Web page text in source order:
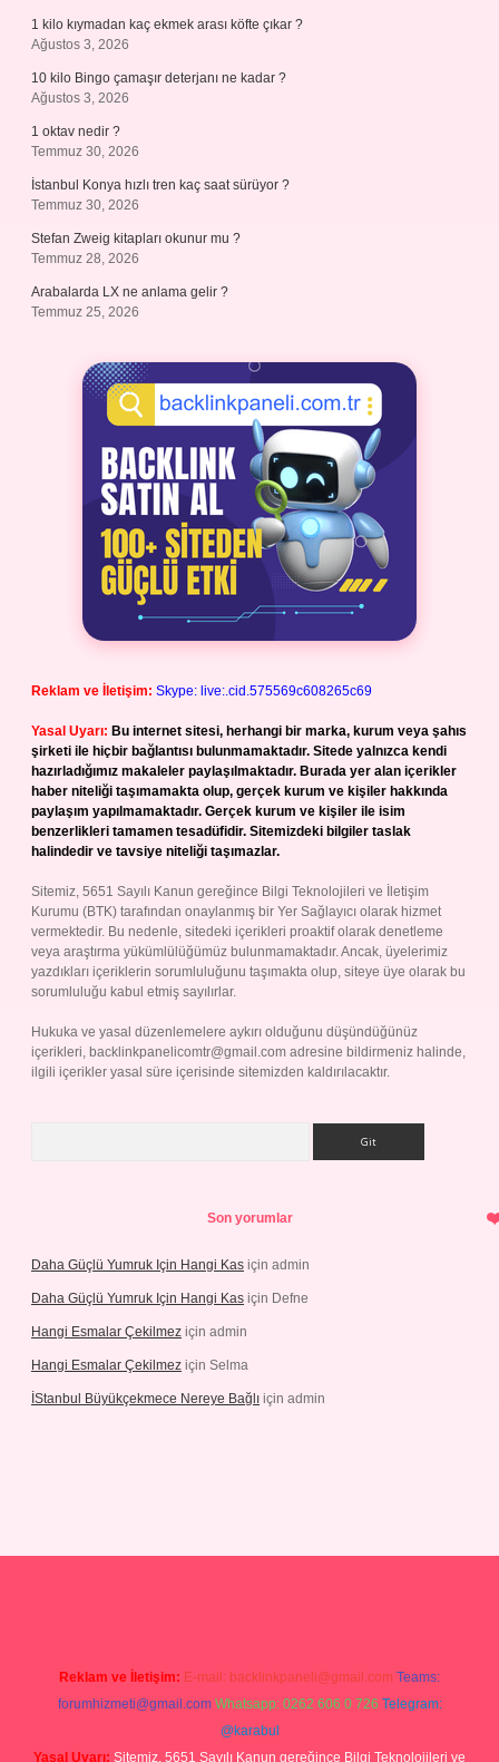
1 kilo kıymadan kaç ekmek arası köfte çıkar ?
Ağustos 3, 2026
10 kilo Bingo çamaşır deterjanı ne kadar ?
Ağustos 3, 2026
1 oktav nedir ?
Temmuz 30, 2026
İstanbul Konya hızlı tren kaç saat sürüyor ?
Temmuz 30, 2026
Stefan Zweig kitapları okunur mu ?
Temmuz 28, 2026
Arabalarda LX ne anlama gelir ?
Temmuz 25, 2026
Reklam ve İletişim: Skype: live:.cid.575569c608265c69
Yasal Uyarı: Bu internet sitesi, herhangi bir marka, kurum veya şahıs
şirketi ile hiçbir bağlantısı bulunmamaktadır. Sitede yalnızca kendi
hazırladığımız makaleler paylaşılmaktadır. Burada yer alan içerikler
haber niteliği taşımamakta olup, gerçek kurum ve kişiler hakkında
paylaşım yapılmamaktadır. Gerçek kurum ve kişiler ile isim
benzerlikleri tamamen tesadüfidir. Sitemizdeki bilgiler taslak
halindedir ve tavsiye niteliği taşımazlar.
Sitemiz, 5651 Sayılı Kanun gereğince Bilgi Teknolojileri ve İletişim
Kurumu (BTK) tarafından onaylanmış bir Yer Sağlayıcı olarak hizmet
vermektedir. Bu nedenle, sitedeki içerikleri proaktif olarak denetleme
veya araştırma yükümlülüğümüz bulunmamaktadır. Ancak, üyelerimiz
yazdıkları içeriklerin sorumluluğunu taşımakta olup, siteye üye olarak bu
sorumluluğu kabul etmiş sayılırlar.
Hukuka ve yasal düzenlemelere aykırı olduğunu düşündüğünüz
içerikleri, backlinkpanelicomtr@gmail.com adresine bildirmeniz halinde,
ilgili içerikler yasal süre içerisinde sitemizden kaldırılacaktır.
Son yorumlar
Daha Güçlü Yumruk Için Hangi Kas için admin
Daha Güçlü Yumruk Için Hangi Kas için Defne
Hangi Esmalar Çekilmez için admin
Hangi Esmalar Çekilmez için Selma
İStanbul Büyükçekmece Nereye Bağlı için admin
Reklam ve İletişim: E-mail: backlinkpaneli@gmail.com Teams:
forumhizmeti@gmail.com Whatsapp: 0262 606 0 726 Telegram:
@karabul
Yasal Uyarı: Sitemiz, 5651 Sayılı Kanun gereğince Bilgi Teknolojileri ve